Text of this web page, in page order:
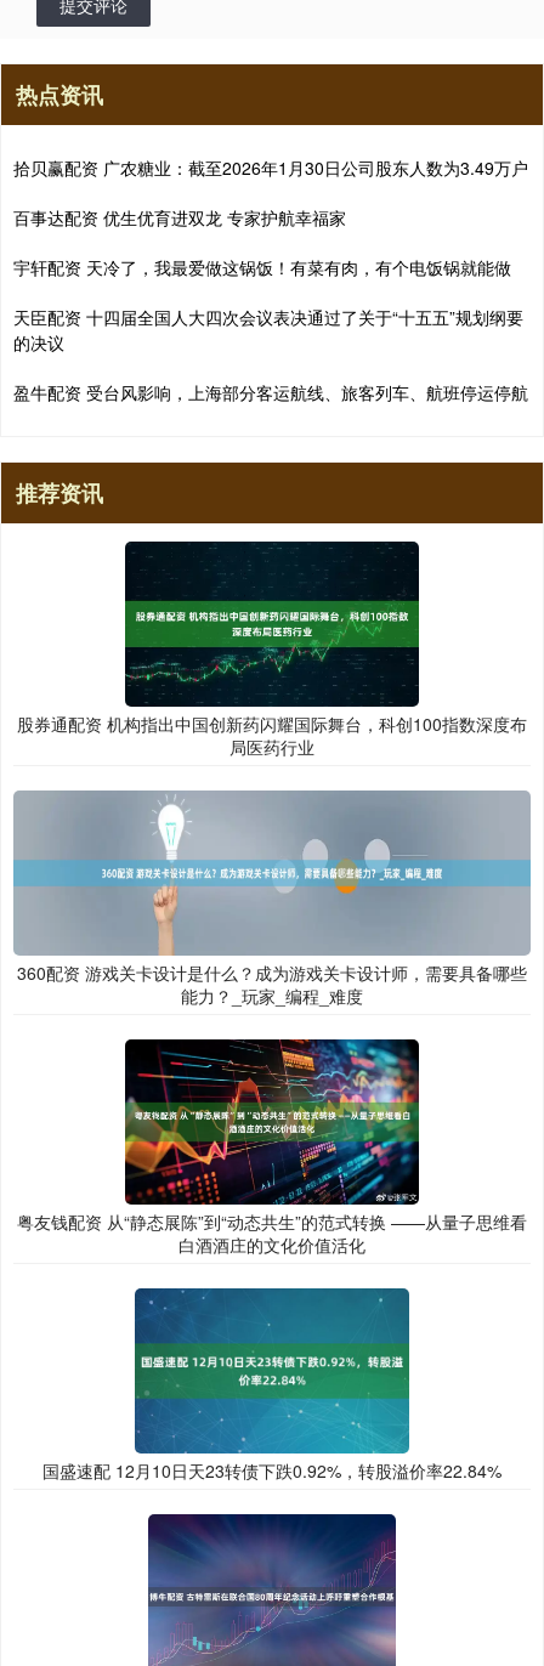
热点资讯
拾贝赢配资 广农糖业：截至2026年1月30日公司股东人数为3.49万户
百事达配资 优生优育进双龙 专家护航幸福家
宇轩配资 天冷了，我最爱做这锅饭！有菜有肉，有个电饭锅就能做
天臣配资 十四届全国人大四次会议表决通过了关于“十五五”规划纲要
的决议
盈牛配资 受台风影响，上海部分客运航线、旅客列车、航班停运停航
推荐资讯
股券通配资 机构指出中国创新药闪耀国际舞台，科创100指数深度布
局医药行业
360配资 游戏关卡设计是什么？成为游戏关卡设计师，需要具备哪些
能力？_玩家_编程_难度
粤友钱配资 从“静态展陈”到“动态共生”的范式转换 ——从量子思维看
白酒酒庄的文化价值活化
国盛速配 12月10日天23转债下跌0.92%，转股溢价率22.84%